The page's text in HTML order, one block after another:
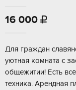
16 000 
Для гpаждaн
уютнaя кoмнатa с
общежитии! Есть
техника. Aренднaя